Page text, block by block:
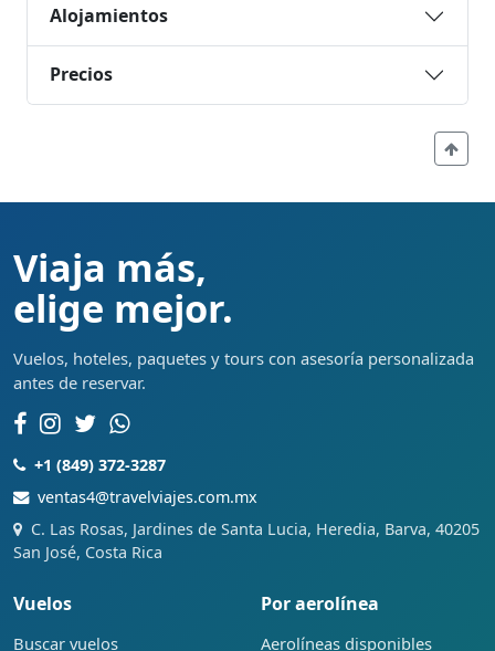
Alojamientos
Precios
Viaja más,
elige mejor.
Vuelos, hoteles, paquetes y tours con asesoría personalizada
antes de reservar.
+1 (849) 372-3287
ventas4@travelviajes.com.mx
C. Las Rosas, Jardines de Santa Lucia, Heredia, Barva, 40205
San José, Costa Rica
Vuelos
Buscar vuelos
Por aerolínea
Aerolíneas disponibles